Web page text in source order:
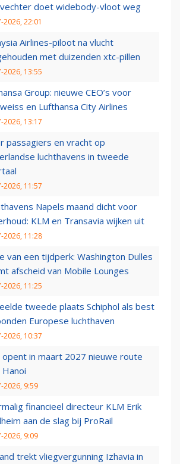
doet widebody-vloot weg
2026, 22:01
Airlines-piloot na vlucht
met duizenden xtc-pillen
2026, 13:55
Group: nieuwe CEO’s voor
en Lufthansa City Airlines
2026, 13:17
passagiers en vracht op
luchthavens in tweede
2026, 11:57
Napels maand dicht voor
KLM en Transavia wijken uit
2026, 11:28
van een tijdperk: Washington Dulles
afscheid van Mobile Lounges
2026, 11:25
tweede plaats Schiphol als best
Europese luchthaven
2026, 10:37
opent in maart 2027 nieuwe route
Hanoi
2026, 9:59
financieel directeur KLM Erik
aan de slag bij ProRail
2026, 9:09
trekt vliegvergunning Izhavia in